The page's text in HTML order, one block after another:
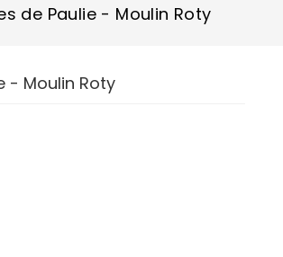
de Paulie - Moulin Roty
- Moulin Roty